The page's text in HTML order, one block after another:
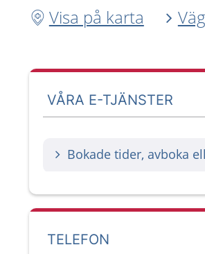
Visa på karta
VÅRA E-TJÄNSTER
Bokade tider, avboka
TELEFON